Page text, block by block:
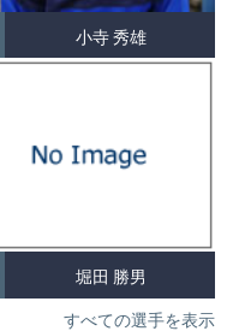
小寺 秀雄
堀田 勝男
すべての選手を表示